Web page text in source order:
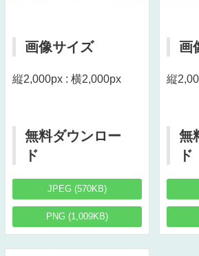
画像サイズ
縦2,000px : 横2,000px
無料ダウンロー
ド
JPEG (570KB)
PNG (1,009KB)
画
縦
無
ド